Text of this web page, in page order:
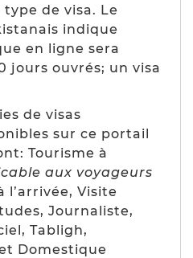
de visa. Le
indique
en ligne sera
jours ouvrés; un visa
de visas
sur ce portail
Tourisme à
aux voyageurs
l’arrivée, Visite
Journaliste,
Tabligh,
Domestique